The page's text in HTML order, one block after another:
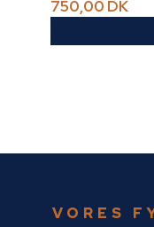
750,00 DK
VORES